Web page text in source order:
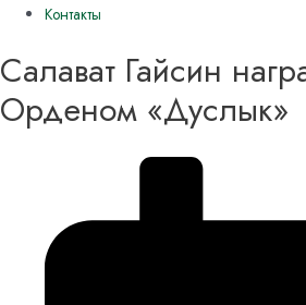
Контакты
Салават Гайсин
Орденом «Дуслык»